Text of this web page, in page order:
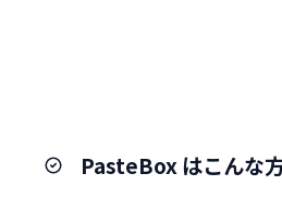
PasteBox はこんな